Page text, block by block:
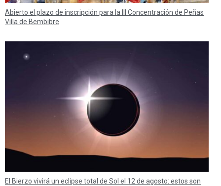
Abierto el plazo de inscripción para la III Concentración de Peñas
Villa de Bembibre
El Bierzo vivirá un eclipse total de Sol el 12 de agosto: estos son